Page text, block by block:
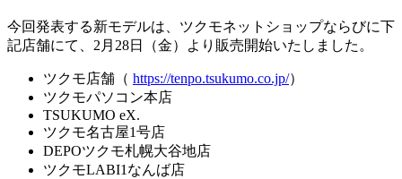
今回発表する新モデルは、ツクモネットショップならびに下
記店舗にて、2月28日（金）より販売開始いたしました。
ツクモ店舗（ https://tenpo.tsukumo.co.jp/）
ツクモパソコン本店
TSUKUMO eX.
ツクモ名古屋1号店
DEPOツクモ札幌大谷地店
ツクモLABI1なんば店